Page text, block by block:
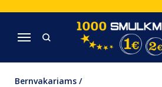
Navigacija
PREKĖS VAKARĖLIAMS
Pagrindinis Dovanos, šventinė atributika
Bernvakariams /